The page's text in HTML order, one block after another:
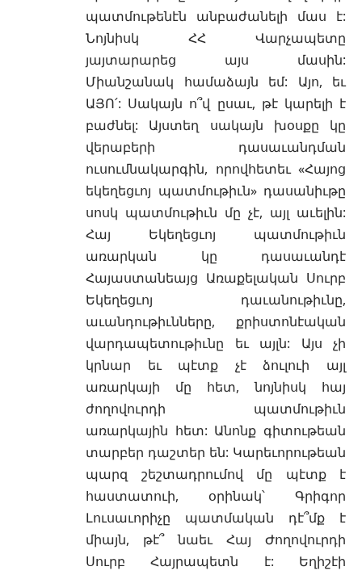
պատմութենէն անբաժանելի մաս է:
Նոյնիսկ ՀՀ Վարչապետը
յայտարարեց այս մասին:
Միանշանակ համաձայն եմ: Այո, եւ
ԱՅՈ՛: Սակայն ո՞վ ըսաւ, թէ կարելի է
բաժնել: Այստեղ սակայն խօսքը կը
վերաբերի դասաւանդման
ուսումնակարգին, որովհետեւ «Հայոց
եկեղեցւոյ պատմութիւն» դասանիւթը
սոսկ պատմութիւն մը չէ, այլ աւելին:
Հայ Եկեղեցւոյ պատմութիւն
առարկան կը դասաւանդէ
Հայաստանեայց Առաքելական Սուրբ
Եկեղեցւոյ դաւանութիւնը,
աւանդութիւնները, քրիստոնէական
վարդապետութիւնը եւ այլն: Այս չի
կրնար եւ պէտք չէ ձուլուի այլ
առարկայի մը հետ, նոյնիսկ հայ
ժողովուրդի պատմութիւն
առարկային հետ: Անոնք գիտութեան
տարբեր դաշտեր են: Կարեւորութեան
պարզ շեշտադրումով մը պէտք է
հաստատուի, օրինակ՝ Գրիգոր
Լուսաւորիչը պատմական դէ՞մք է
միայն, թէ՞ նաեւ Հայ Ժողովուրդի
Սուրբ Հայրապետն է: Եղիշէի